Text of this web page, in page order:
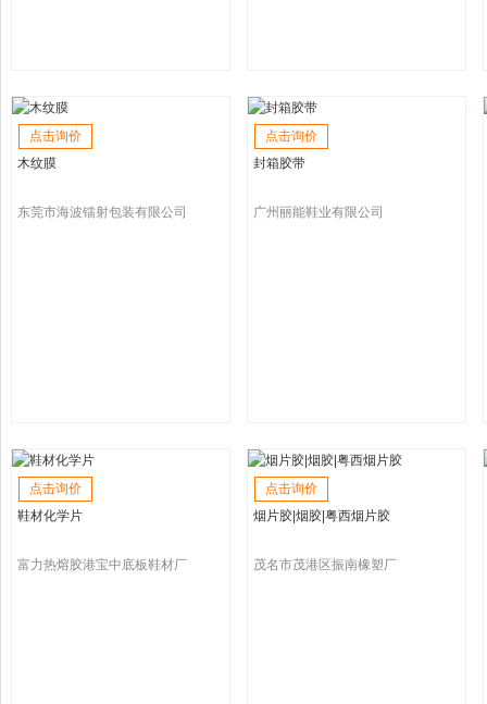
点击询价
木纹膜
东莞市海波镭射包装有限公司
点击询价
封箱胶带
广州丽能鞋业有限公司
点击询价
鞋材化学片
富力热熔胶港宝中底板鞋材厂
点击询价
烟片胶|烟胶|粤西烟片胶
茂名市茂港区振南橡塑厂